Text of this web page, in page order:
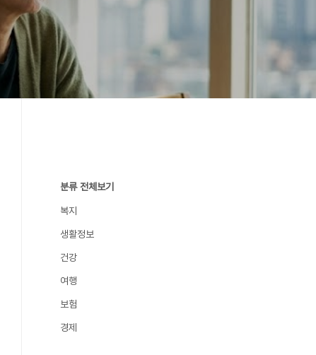
분류 전체보기
복지
생활정보
건강
여행
보험
경제